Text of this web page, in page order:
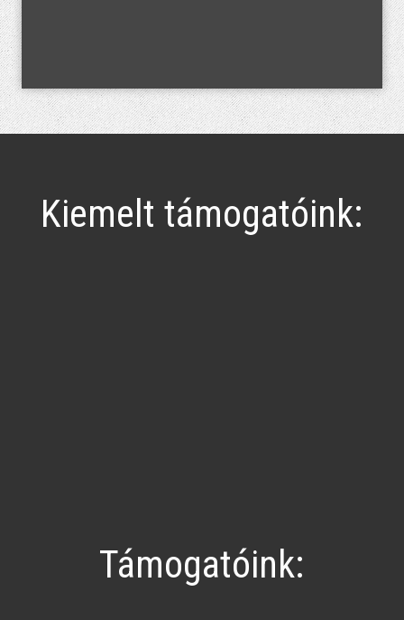
Kiemelt támogatóink:
Támogatóink: